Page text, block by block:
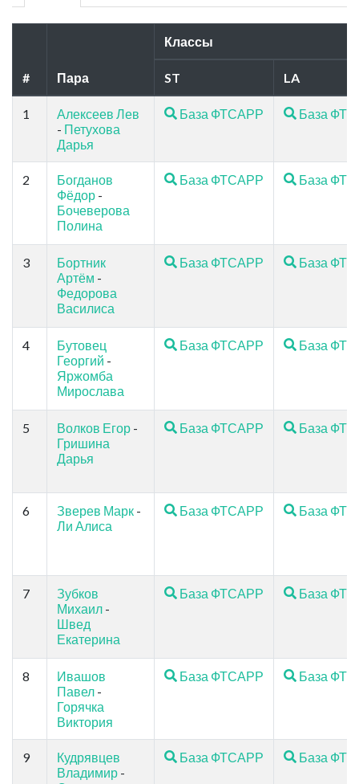
# Пара
Классы
ST LA
1
Алексеев Лев
- Петухова
Дарья
База ФТСАРР База
2
Богданов
Фёдор -
Бочеверова
Полина
База ФТСАРР База
3
Бортник
Артём -
Федорова
Василиса
База ФТСАРР База
4
Бутовец
Георгий -
Яржомба
Мирослава
База ФТСАРР База
5 Волков Егор -
Гришина
Дарья
База ФТСАРР База
6 Зверев Марк -
Ли Алиса
База ФТСАРР База
7
Зубков
Михаил -
Швед
Екатерина
База ФТСАРР База
8
Ивашов
Павел -
Горячка
Виктория
База ФТСАРР База
9
Кудрявцев
Владимир -
База ФТСАРР База